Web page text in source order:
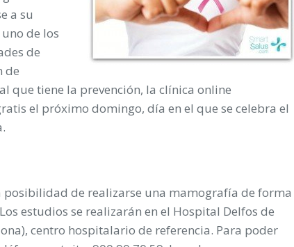
a su
de los
de
de
que tiene la prevención, la clínica online
el próximo domingo, día en el que se celebra el
de realizarse una mamografía de forma
estudios se realizarán en el Hospital Delfos de
centro hospitalario de referencia. Para poder